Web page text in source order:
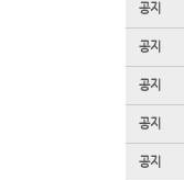
공지
공지
공지
공지
공지